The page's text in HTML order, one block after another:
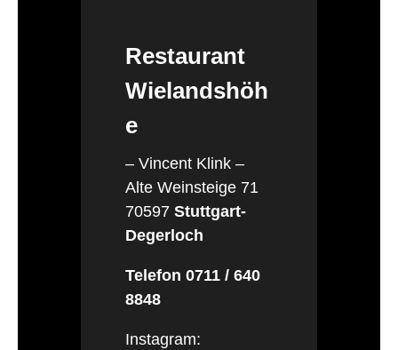
Restaurant
Wielandshöh
e
– Vincent Klink –
Alte Weinsteige 71
70597 Stuttgart-
Degerloch
Telefon 0711 / 640
8848
Instagram: